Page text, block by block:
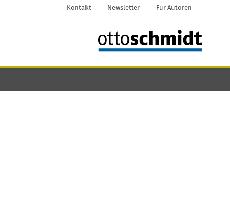
Kontakt Newsletter Für Autoren